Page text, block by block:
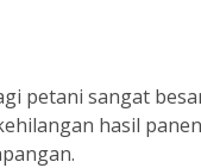
petani sangat
hasil